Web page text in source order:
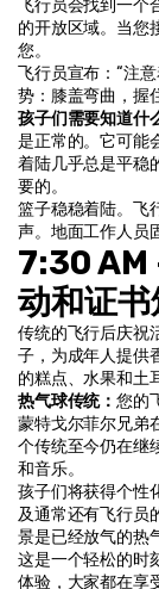
飞行员会找到一
的开放区域。当您
您。
飞行员宣布：“注
势：膝盖弯曲，握
孩子们需要知道什
是正常的。它可能
着陆几乎总是平稳
要的。
篮子稳稳着陆。飞
声。地面工作人员
7:30 AM
动和证书
传统的飞行后庆祝
子，为成年人提供
的糕点、水果和土
热气球传统：您的
蒙特戈尔菲尔兄弟
个传统至今仍在继
和音乐。
孩子们将获得个性
及通常还有飞行员
景是已经放气的热
这是一个轻松的时
体验，大家都在享